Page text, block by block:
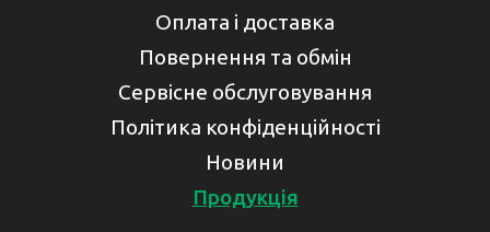
Оплата і доставка
Повернення та обмін
Сервісне обслуговування
Політика конфіденційності
Новини
Продукція